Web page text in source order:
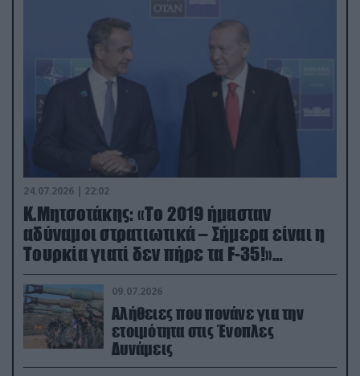
24.07.2026 | 22:02
Κ.Μητσοτάκης: «Το 2019 ήμασταν
αδύναμοι στρατιωτικά – Σήμερα είναι η
Τουρκία γιατί δεν πήρε τα F-35!»
(βίντεο)
09.07.2026
Αλήθειες που πονάνε για την
ετοιμότητα στις Ένοπλες
Δυνάμεις